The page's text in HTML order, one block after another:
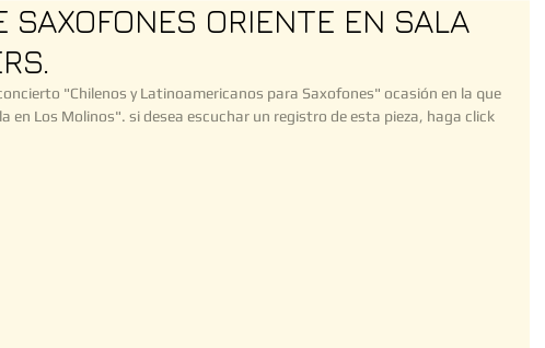
SAXOFONES ORIENTE EN SALA
"Chilenos y Latinoamericanos para Saxofones" ocasión en la que
en Los Molinos". si desea escuchar un registro de esta pieza, haga click